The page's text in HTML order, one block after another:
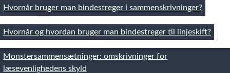
Hvornår bruger man bindestreger i sammenskrivninger?
Hvornår og hvordan bruger man bindestreger til linjeskift?
Monstersammensætninger: omskrivninger for
læsevenlighedens skyld